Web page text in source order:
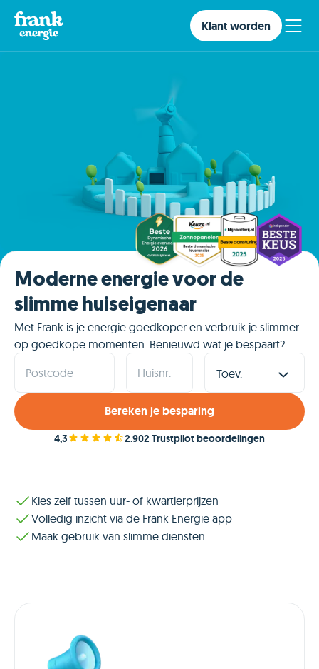
Klant worden
Moderne energie voor de
slimme huiseigenaar
Met Frank is je energie goedkoper en verbruik je slimmer
op goedkope momenten. Benieuwd wat je bespaart?
Postcode
Huisnr.
Bereken je besparing
4,3 2.902 Trustpilot beoordelingen
Kies zelf tussen uur- of kwartierprijzen
Volledig inzicht via de Frank Energie app
Maak gebruik van slimme diensten